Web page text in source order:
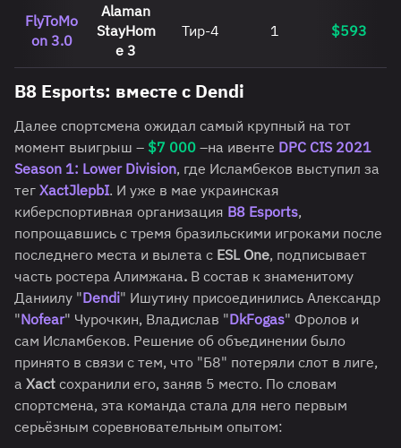
FlyToMo
on 3.0
Alaman
StayHom
e 3
Тир-4 1 $593
В8 Esports: вместе с Dendi
Далее спортсмена ожидал самый крупный на тот
момент выигрыш – $7 000 –на ивенте DPC CIS 2021
Season 1: Lower Division, где Исламбеков выступил за
тег XactJlepbI. И уже в мае украинская
киберспортивная организация B8 Esports,
попрощавшись с тремя бразильскими игроками после
последнего места и вылета с ESL One, подписывает
часть ростера Алимжана. В состав к знаменитому
Даниилу "Dendi" Ишутину присоединились Александр
"Nofear" Чурочкин, Владислав "DkFogas" Фролов и
сам Исламбеков. Решение об объединении было
принято в связи с тем, что "Б8" потеряли слот в лиге,
а Xact сохранили его, заняв 5 место. По словам
спортсмена, эта команда стала для него первым
серьёзным соревновательным опытом: